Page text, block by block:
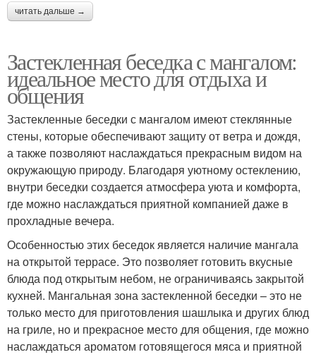
читать дальше →
Застекленная беседка с мангалом:
идеальное место для отдыха и
общения
Застекленные беседки с мангалом имеют стеклянные
стены, которые обеспечивают защиту от ветра и дождя,
а также позволяют наслаждаться прекрасным видом на
окружающую природу. Благодаря уютному остеклению,
внутри беседки создается атмосфера уюта и комфорта,
где можно наслаждаться приятной компанией даже в
прохладные вечера.
Особенностью этих беседок является наличие мангала
на открытой террасе. Это позволяет готовить вкусные
блюда под открытым небом, не ограничиваясь закрытой
кухней. Мангальная зона застекленной беседки – это не
только место для приготовления шашлыка и других блюд
на гриле, но и прекрасное место для общения, где можно
наслаждаться ароматом готовящегося мяса и приятной